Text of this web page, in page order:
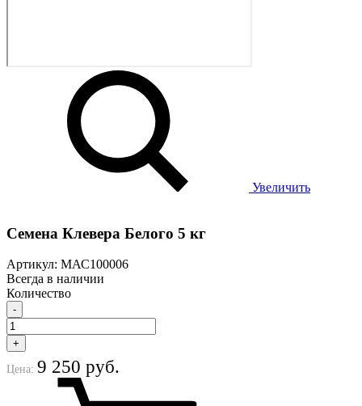
Увеличить
Семена Клевера Белого 5 кг
Артикул: МАС100006
Всегда в наличии
Количество
-
+
Цена: 9 250 руб.